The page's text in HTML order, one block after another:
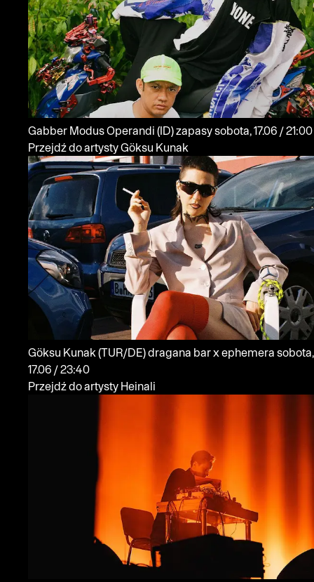
Gabber Modus Operandi (ID)zapasy
sobota, 17.06 / 21:00
Przejdź do artysty Göksu Kunak
Göksu Kunak(TUR/DE)dragana bar x ephemera sobota,
17.06 / 23:40
Przejdź do artysty Heinali